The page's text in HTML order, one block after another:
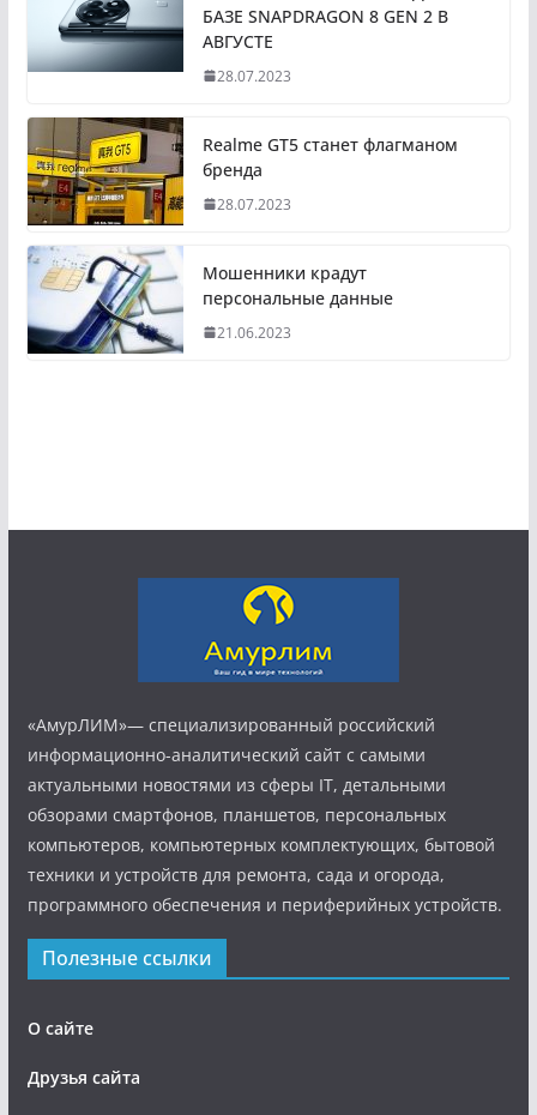
БАЗЕ SNAPDRAGON 8 GEN 2 В
АВГУСТЕ
28.07.2023
Realme GT5 станет флагманом
бренда
28.07.2023
Мошенники крадут
персональные данные
21.06.2023
«АмурЛИМ»— специализированный российский
информационно-аналитический сайт с самыми
актуальными новостями из сферы IT, детальными
обзорами смартфонов, планшетов, персональных
компьютеров, компьютерных комплектующих, бытовой
техники и устройств для ремонта, сада и огорода,
программного обеспечения и периферийных устройств.
Полезные ссылки
О сайте
Друзья сайта